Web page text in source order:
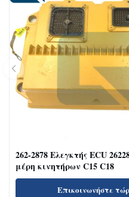
262-2878 Ελεγκτής ECU
μέρη κινητήρων C15 C18
Επικοινωνήστε